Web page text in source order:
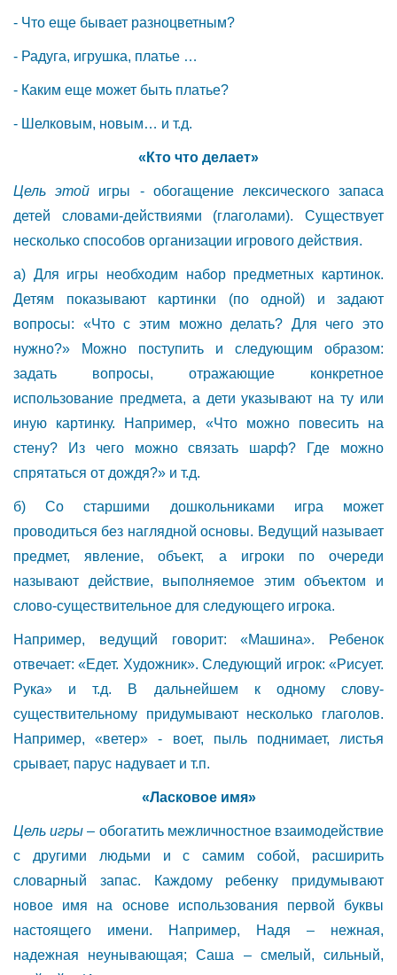
- Что еще бывает разноцветным?
- Радуга, игрушка, платье …
- Каким еще может быть платье?
- Шелковым, новым… и т.д.
«Кто что делает»
Цель этой игры - обогащение лексического запаса
детей словами-действиями (глаголами). Существует
несколько способов организации игрового действия.
а) Для игры необходим набор предметных картинок.
Детям показывают картинки (по одной) и задают
вопросы: «Что с этим можно делать? Для чего это
нужно?» Можно поступить и следующим образом:
задать вопросы, отражающие конкретное
использование предмета, а дети указывают на ту или
иную картинку. Например, «Что можно повесить на
стену? Из чего можно связать шарф? Где можно
спрятаться от дождя?» и т.д.
б) Со старшими дошкольниками игра может
проводиться без наглядной основы. Ведущий называет
предмет, явление, объект, а игроки по очереди
называют действие, выполняемое этим объектом и
слово-существительное для следующего игрока.
Например, ведущий говорит: «Машина». Ребенок
отвечает: «Едет. Художник». Следующий игрок: «Рисует.
Рука» и т.д. В дальнейшем к одному слову-
существительному придумывают несколько глаголов.
Например, «ветер» - воет, пыль поднимает, листья
срывает, парус надувает и т.п.
«Ласковое имя»
Цель игры – обогатить межличностное взаимодействие
с другими людьми и с самим собой, расширить
словарный запас. Каждому ребенку придумывают
новое имя на основе использования первой буквы
настоящего имени. Например, Надя – нежная,
надежная неунывающая; Саша – смелый, сильный,